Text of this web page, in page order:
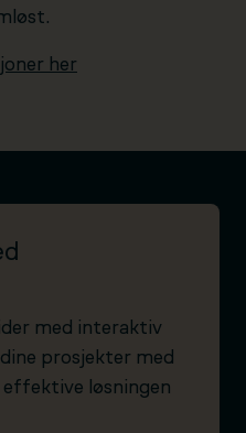
her
med interaktiv
prosjekter med
løsningen